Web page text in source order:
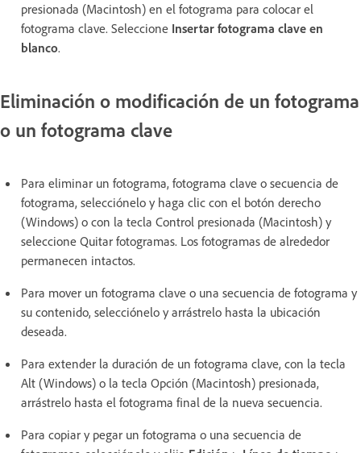
presionada (Macintosh) en el fotograma para colocar el
fotograma clave. Seleccione Insertar fotograma clave en
blanco.
Eliminación o modificación de un fotograma
o un fotograma clave
Para eliminar un fotograma, fotograma clave o secuencia de
fotograma, selecciónelo y haga clic con el botón derecho
(Windows) o con la tecla Control presionada (Macintosh) y
seleccione Quitar fotogramas. Los fotogramas de alrededor
permanecen intactos.
Para mover un fotograma clave o una secuencia de fotograma y
su contenido, selecciónelo y arrástrelo hasta la ubicación
deseada.
Para extender la duración de un fotograma clave, con la tecla
Alt (Windows) o la tecla Opción (Macintosh) presionada,
arrástrelo hasta el fotograma final de la nueva secuencia.
Para copiar y pegar un fotograma o una secuencia de